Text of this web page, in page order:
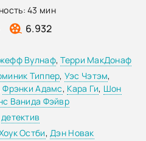
43 мин
6.932
Вулнаф,Терри МакДонаф
Типпер, Уэс Чэтэм,
Фрэнки Адамс, Кара Ги, Шон
Ванида Фэйвр
детектив
Остби,Дэн Новак